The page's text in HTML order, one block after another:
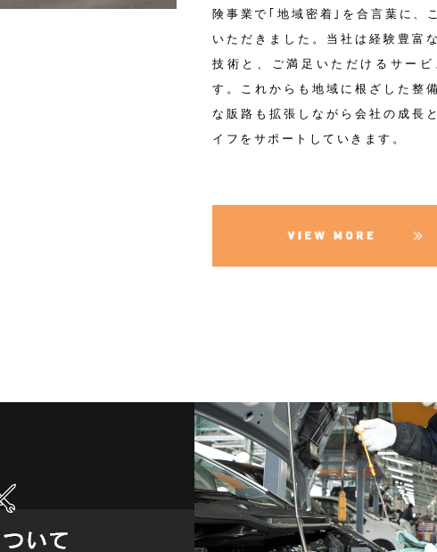
険事業で｢地域密着｣を合言葉に、
いただきました。当社は経験豊富
技術と、ご満足いただけるサービ
す。これからも地域に根ざした整
な販路も拡張しながら会社の成長
イフをサポートしていきます。